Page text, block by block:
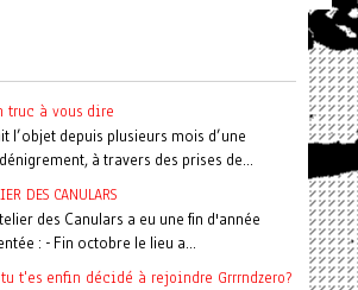
truc à vous dire
l’objet depuis plusieurs mois d’une
à travers des prises de...
DES CANULARS
des Canulars a eu une fin d'année
: - Fin octobre le lieu a...
t'es enfin décidé à rejoindre Grrrndzero?